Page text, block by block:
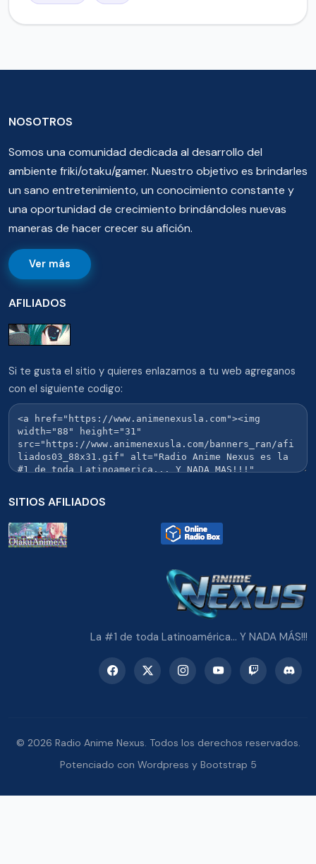
NOSOTROS
Somos una comunidad dedicada al desarrollo del
ambiente friki/otaku/gamer. Nuestro objetivo es brindarles
un sano entretenimiento, un conocimiento constante y
una oportunidad de crecimiento brindándoles nuevas
maneras de hacer crecer su afición.
Ver más
AFILIADOS
Si te gusta el sitio y quieres enlazarnos a tu web agreganos
con el siguiente codigo:
SITIOS AFILIADOS
La #1 de toda Latinoamérica... Y NADA MÁS!!!
© 2026 Radio Anime Nexus. Todos los derechos reservados.
Potenciado con Wordpress y Bootstrap 5